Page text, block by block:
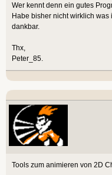
Wer kennt denn ein gutes
Habe bisher nicht wirklich
dankbar.
Thx,
Peter_85.
Tools zum animieren von 2D